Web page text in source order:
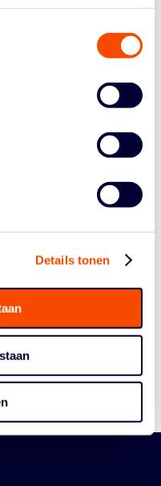
Details tonen
heel goed, maar we
"Dat is een kleine